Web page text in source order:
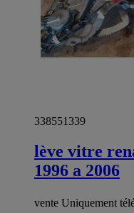
338551339
lève vitre
1996 a 2006
vente Uniquement